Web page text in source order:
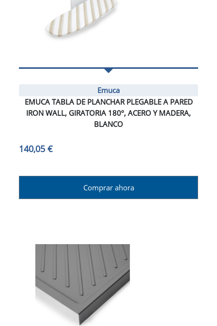
Emuca
EMUCA TABLA DE PLANCHAR PLEGABLE A PARED
IRON WALL, GIRATORIA 180º, ACERO Y MADERA,
BLANCO
140,05 €
Comprar ahora